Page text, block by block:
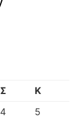
Σ
Κ
4
5